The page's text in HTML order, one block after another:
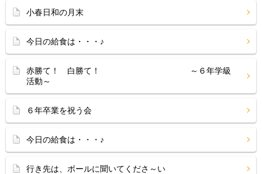
小春日和の月末
今日の給食は・・・♪
赤勝て！ 白勝て！ ～６年学級
活動～
６年卒業を祝う会
今日の給食は・・・♪
行き先は、ボールに聞いてくださ～い